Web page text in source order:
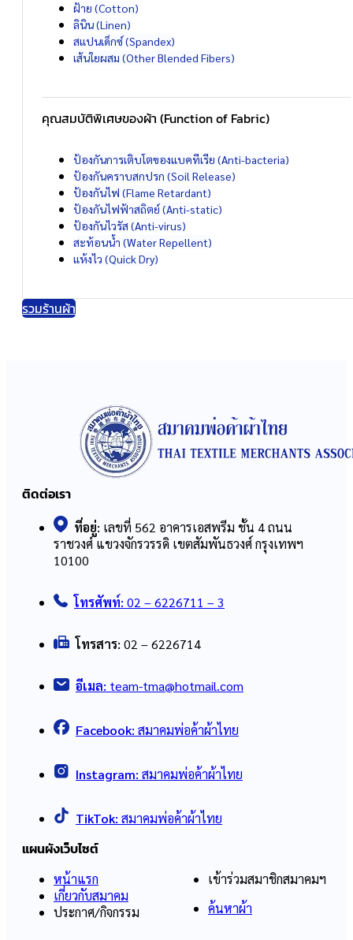
ฝ้าย (Cotton)
ลินิน (Linen)
สแปนเด็กซ์ (Spandex)
เส้นใยผสม (Other Blended Fibers)
คุณสมบัติพิเศษของผ้า (Function of Fabric)
ป้องกันการเติบโตของแบคทีเรีย (Anti-bacteria)
ป้องกันคราบสกปรก (Soil Release)
ป้องกันไฟ (Flame Retardant)
ป้องกันไฟฟ้าสถิตย์ (Anti-static)
ป้องกันไวรัส (Anti-virus)
สะท้อนน้ำ (Water Repellent)
แห้งไว (Quick Dry)
รวมร้านผ้า
ติดต่อเรา
ที่อยู่: เลขที่ 562 อาคารเอสพรีม ชั้น 4 ถนน
ราชวงศ์ แขวงจักรวรรดิ เขตสัมพันธวงศ์ กรุงเทพฯ
10100
โทรศัพท์: 02 – 6226711 – 3
โทรสาร: 02 – 6226714
อีเมล: team-tma@hotmail.com
Facebook: สมาคมพ่อค้าผ้าไทย
Instagram: สมาคมพ่อค้าผ้าไทย
TikTok: สมาคมพ่อค้าผ้าไทย
แผนผังเว็บไซต์
หน้าแรก
เกี่ยวกับสมาคม
ประกาศ/กิจกรรม
เข้าร่วมสมาชิกสมาคมฯ
ค้นหาผ้า